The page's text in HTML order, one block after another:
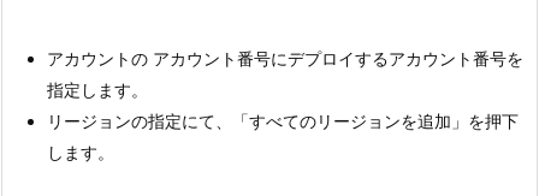
アカウントの アカウント番号にデプロイするアカウント番号を
指定します。
リージョンの指定にて、「すべてのリージョンを追加」を押下
します。